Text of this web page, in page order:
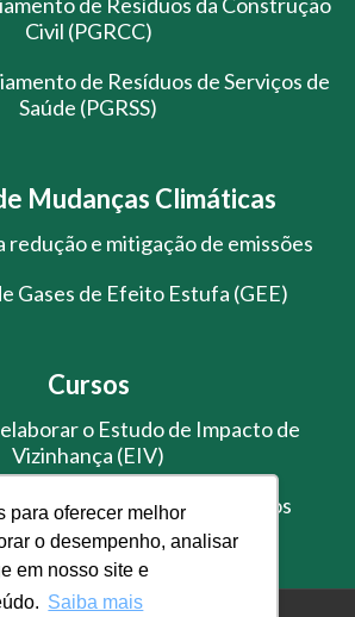
para oferecer melhor
o desempenho, analisar
em nosso site e
Saiba mais
Civil (PGRCC)
de Resíduos de Serviços de
Saúde (PGRSS)
Mudanças Climáticas
redução e mitigação de emissões
Gases de Efeito Estufa (GEE)
Cursos
o Estudo de Impacto de
Vizinhança (EIV)
Gestão de Resíduos Sólidos